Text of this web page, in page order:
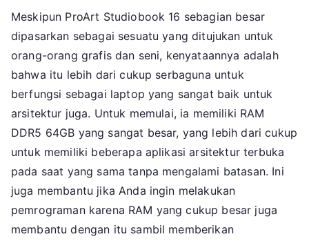
Meskipun ProArt Studiobook 16 sebagian besar
dipasarkan sebagai sesuatu yang ditujukan untuk
orang-orang grafis dan seni, kenyataannya adalah
bahwa itu lebih dari cukup serbaguna untuk
berfungsi sebagai laptop yang sangat baik untuk
arsitektur juga. Untuk memulai, ia memiliki RAM
DDR5 64GB yang sangat besar, yang lebih dari cukup
untuk memiliki beberapa aplikasi arsitektur terbuka
pada saat yang sama tanpa mengalami batasan. Ini
juga membantu jika Anda ingin melakukan
pemrograman karena RAM yang cukup besar juga
membantu dengan itu sambil memberikan